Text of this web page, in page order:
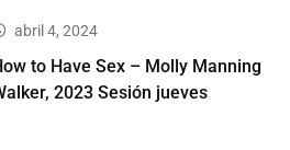
abril 4, 2024
to Have Sex – Molly Manning
2023 Sesión jueves